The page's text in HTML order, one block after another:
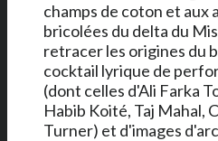
champs de coton et aux
bricolées du delta du
retracer les origines du
cocktail lyrique de
(dont celles d'Ali Farka
Habib Koité, Taj Mahal,
Turner) et d'images